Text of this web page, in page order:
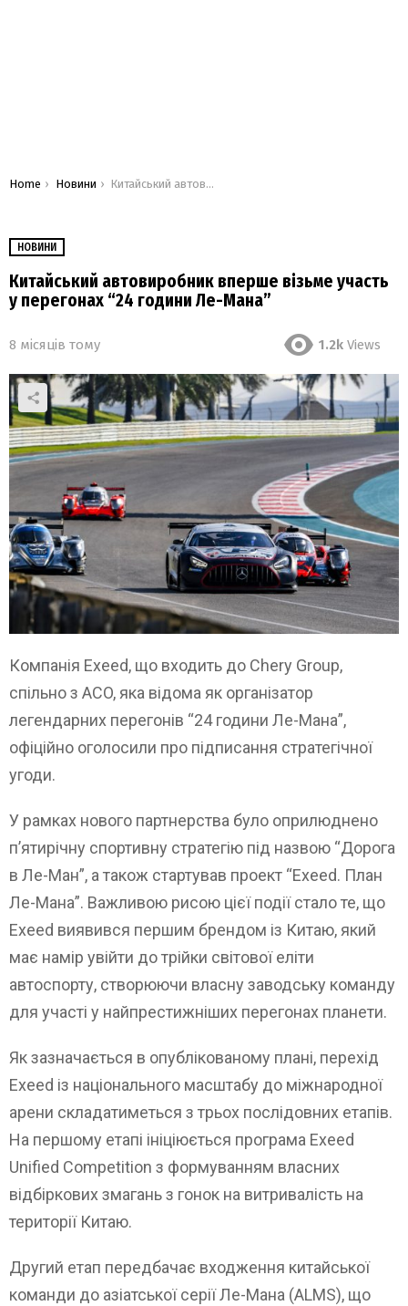
You are here:
Home Новини Китайський автовиробник вперше візьме участь у перегонах “24 години Ле-Мана”
НОВИНИ
Китайський автовиробник вперше візьме участь
у перегонах “24 години Ле-Мана”
8 місяців тому 1.2k Views
Компанія Exeed, що входить до Chery Group,
спільно з ACO, яка відома як організатор
легендарних перегонів “24 години Ле-Мана”,
офіційно оголосили про підписання стратегічної
угоди.
У рамках нового партнерства було оприлюднено
п’ятирічну спортивну стратегію під назвою “Дорога
в Ле-Ман”, а також стартував проект “Exeed. План
Ле-Мана”. Важливою рисою цієї події стало те, що
Exeed виявився першим брендом із Китаю, який
має намір увійти до трійки світової еліти
автоспорту, створюючи власну заводську команду
для участі у найпрестижніших перегонах планети.
Як зазначається в опублікованому плані, перехід
Exeed із національного масштабу до міжнародної
арени складатиметься з трьох послідовних етапів.
На першому етапі ініціюється програма Exeed
Unified Competition з формуванням власних
відбіркових змагань з гонок на витривалість на
території Китаю.
Другий етап передбачає входження китайської
команди до азіатської серії Ле-Мана (ALMS), що